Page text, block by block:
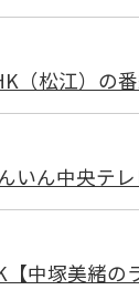
松江）の
ん中央テ
中塚美緒